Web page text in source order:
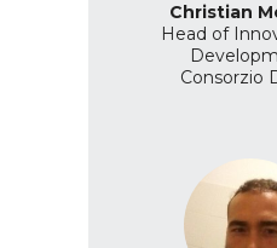
Christian
Head of
Consorzio